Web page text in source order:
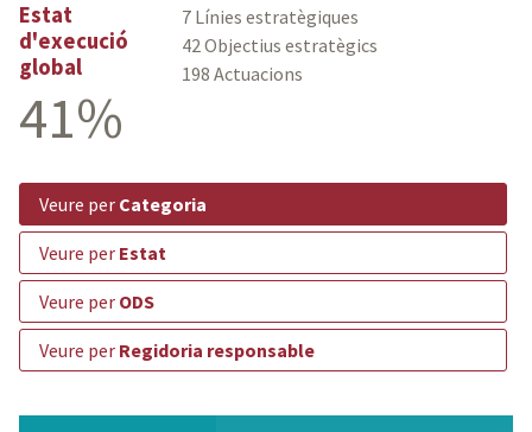
Estat
d'execució
global
41%
7 Línies estratègiques
42 Objectius estratègics
198 Actuacions
veure per Categoria
veure per Estat
veure per ODS
veure per Regidoria responsable